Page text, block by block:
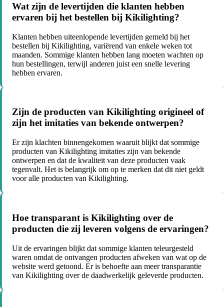
Wat zijn de levertijden die klanten hebben
ervaren bij het bestellen bij Kikilighting?
Klanten hebben uiteenlopende levertijden gemeld bij het
bestellen bij Kikilighting, variërend van enkele weken tot
maanden. Sommige klanten hebben lang moeten wachten op
hun bestellingen, terwijl anderen juist een snelle levering
hebben ervaren.
Zijn de producten van Kikilighting origineel of
zijn het imitaties van bekende ontwerpen?
Er zijn klachten binnengekomen waaruit blijkt dat sommige
producten van Kikilighting imitaties zijn van bekende
ontwerpen en dat de kwaliteit van deze producten vaak
tegenvalt. Het is belangrijk om op te merken dat dit niet geldt
voor alle producten van Kikilighting.
Hoe transparant is Kikilighting over de
producten die zij leveren volgens de ervaringen?
Uit de ervaringen blijkt dat sommige klanten teleurgesteld
waren omdat de ontvangen producten afweken van wat op de
website werd getoond. Er is behoefte aan meer transparantie
van Kikilighting over de daadwerkelijk geleverde producten.